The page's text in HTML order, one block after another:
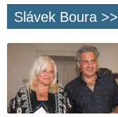
Slávek Boura >>